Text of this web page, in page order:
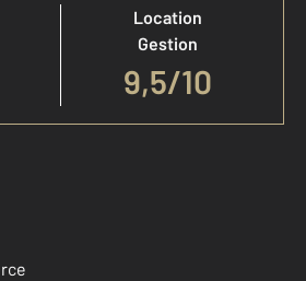
Location
Gestion
9,5/10